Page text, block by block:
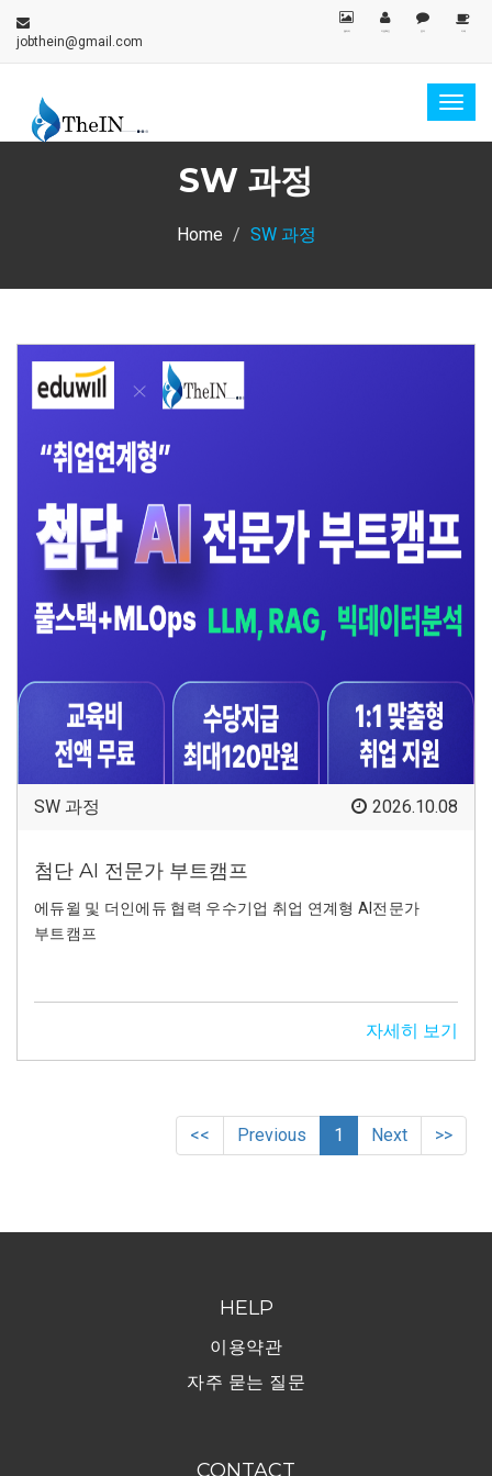
jobthein@gmail.com
SW 과정
Home SW 과정
SW 과정 2026.10.08
첨단 AI 전문가 부트캠프
에듀윌 및 더인에듀 협력 우수기업 취업 연계형 AI전문가
부트캠프
자세히 보기
<< Previous 1 (current)
Next >>
HELP
이용약관
자주 묻는 질문
CONTACT